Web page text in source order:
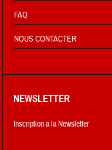
FAQ
NOUS CONTACTER
NEWSLETTER
Inscription a la Newsletter